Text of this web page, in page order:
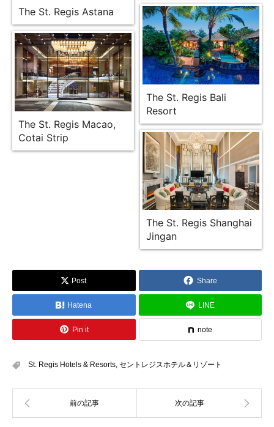
The St. Regis Astana
The St. Regis Bali
Resort
The St. Regis Macao,
Cotai Strip
The St. Regis Shanghai
Jingan
Post Share
Hatena LINE
Pin it note
St. Regis Hotels & Resorts セントレジスホテル＆リゾート